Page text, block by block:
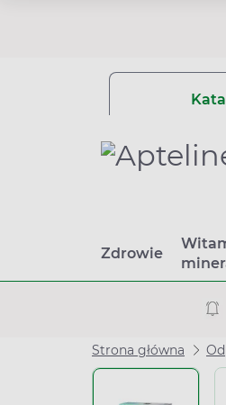
Zdrowie
Strona główna